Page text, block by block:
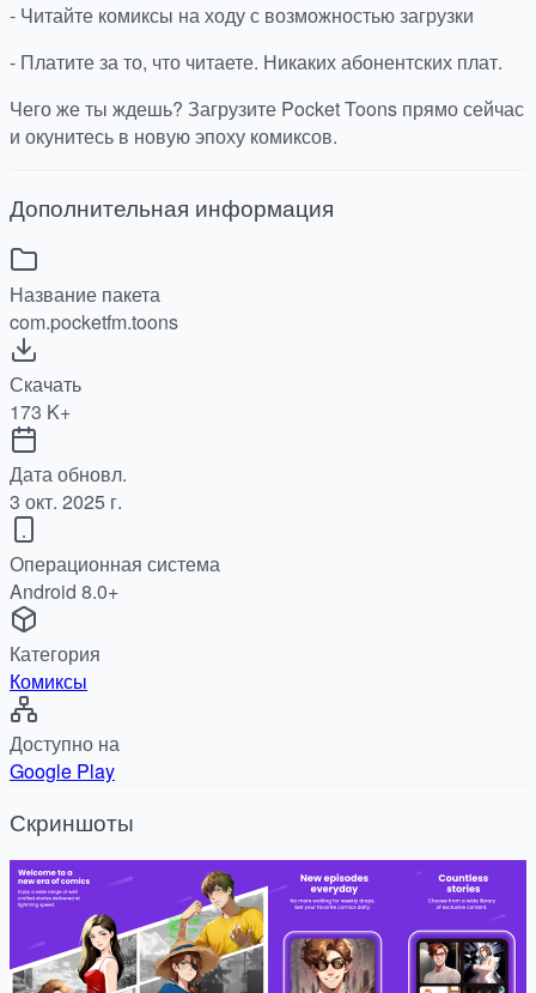
- Читайте комиксы на ходу с возможностью загрузки
- Платите за то, что читаете. Никаких абонентских плат.
Чего же ты ждешь? Загрузите Pocket Toons прямо сейчас
и окунитесь в новую эпоху комиксов.
Дополнительная информация
Название пакета
com.pocketfm.toons
Скачать
173 K+
Дата обновл.
3 окт. 2025 г.
Операционная система
Android 8.0+
Категория
Комиксы
Доступно на
Google Play
Скриншоты